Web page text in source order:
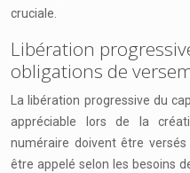
cruciale.
Libération
obligations de
La libération progressive du
appréciable lors de la
numéraire doivent être
être appelé selon les besoins